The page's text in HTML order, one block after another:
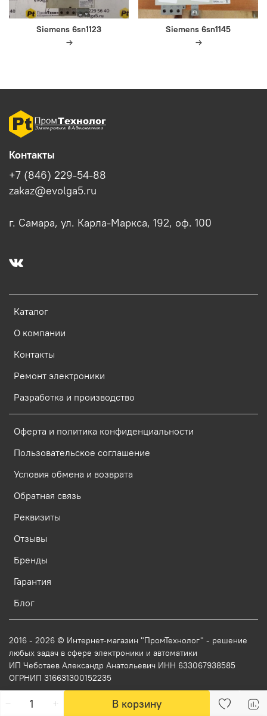
В корзину
Siemens 6sn1123 Siemens 6sn1145
Каталог
О компании
Контакты
Ремонт электроники
Разработка и производство
Оферта и политика конфиденциальности
Пользовательское соглашение
Условия обмена и возврата
Обратная связь
Реквизиты
Отзывы
Бренды
Гарантия
Блог
Контакты
+7 (846) 229-54-88
zakaz@evolga5.ru
г. Самара, ул. Карла-Маркса, 192, оф. 100
2016 - 2026 © Интернет-магазин "ПромТехнолог" - решение
любых задач в сфере электроники и автоматики
ИП Чеботаев Александр Анатольевич ИНН 633067938585
ОГРНИП 316631300152235